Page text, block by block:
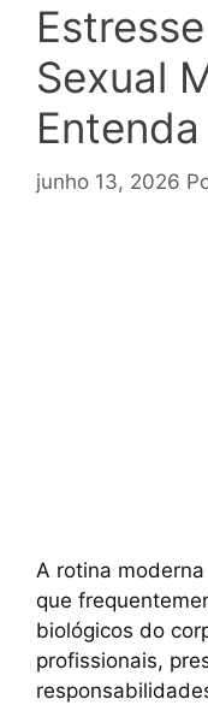
Sexual
junho 13, 2026
A rotina
que
biológicos do
profissionais,